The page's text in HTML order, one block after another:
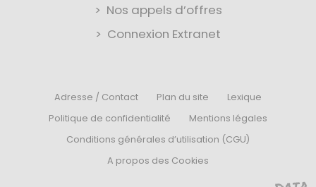
Nos appels d’offres
Connexion Extranet
Adresse / Contact Plan du site
Lexique
Politique de confidentialité
Mentions légales
Conditions générales d’utilisation (CGU)
A propos des Cookies